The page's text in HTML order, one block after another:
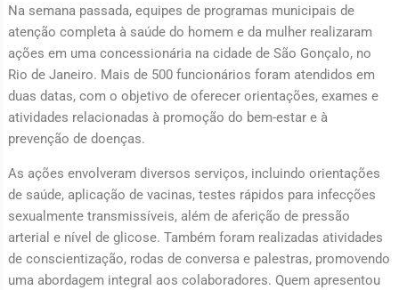
Na semana passada, equipes de programas municipais de
atenção completa à saúde do homem e da mulher realizaram
ações em uma concessionária na cidade de São Gonçalo, no
Rio de Janeiro. Mais de 500 funcionários foram atendidos em
duas datas, com o objetivo de oferecer orientações, exames e
atividades relacionadas à promoção do bem-estar e à
prevenção de doenças.
As ações envolveram diversos serviços, incluindo orientações
de saúde, aplicação de vacinas, testes rápidos para infecções
sexualmente transmissíveis, além de aferição de pressão
arterial e nível de glicose. Também foram realizadas atividades
de conscientização, rodas de conversa e palestras, promovendo
uma abordagem integral aos colaboradores. Quem apresentou